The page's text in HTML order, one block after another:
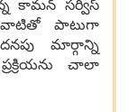
కామన్ సర్వీస్
వాటితో పాటుగా
మార్గాన్ని
ప్రక్రియను చాలా